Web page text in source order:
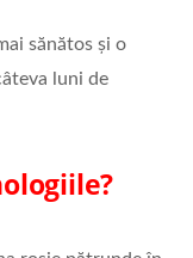
sănătos și o
luni de